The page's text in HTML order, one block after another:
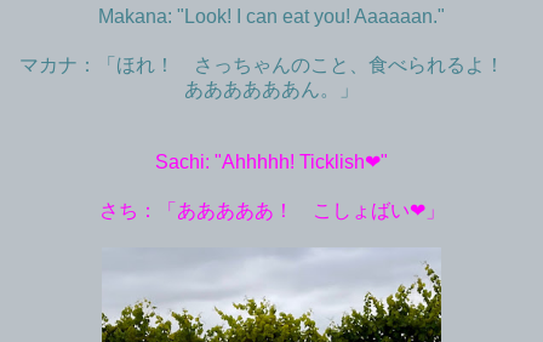
Makana: "Look! I can eat you! Aaaaaan."
マカナ：「ほれ！ さっちゃんのこと、食べられるよ！
ああああああん。」
Sachi: "Ahhhhh! Ticklish❤︎"
さち：「あああああ！ こしょばい❤︎」